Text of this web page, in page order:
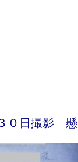
０日撮影 懸